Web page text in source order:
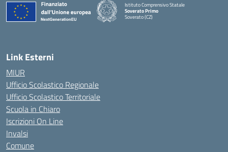
Istituto Comprensivo Statale
Soverato Primo
Soverato (CZ)
Link Esterni
MIUR
Ufficio Scolastico Regionale
Ufficio Scolastico Territoriale
Scuola in Chiaro
Iscrizioni On Line
Invalsi
Comune